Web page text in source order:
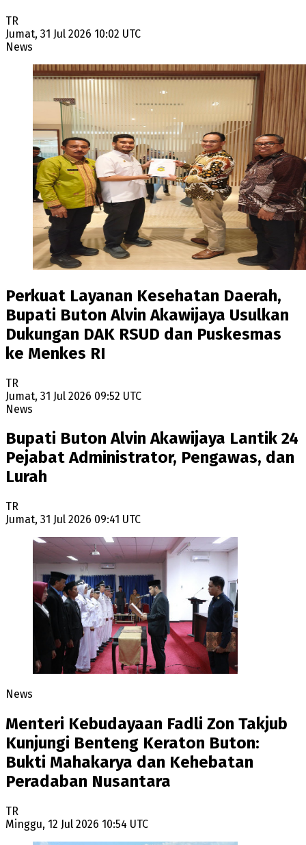
TR
Jumat, 31 Jul 2026 10:02 UTC
News
Perkuat Layanan Kesehatan Daerah,
Bupati Buton Alvin Akawijaya Usulkan
Dukungan DAK RSUD dan Puskesmas
ke Menkes RI
TR
Jumat, 31 Jul 2026 09:52 UTC
News
Bupati Buton Alvin Akawijaya Lantik 24
Pejabat Administrator, Pengawas, dan
Lurah
TR
Jumat, 31 Jul 2026 09:41 UTC
News
Menteri Kebudayaan Fadli Zon Takjub
Kunjungi Benteng Keraton Buton:
Bukti Mahakarya dan Kehebatan
Peradaban Nusantara
TR
Minggu, 12 Jul 2026 10:54 UTC